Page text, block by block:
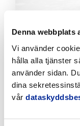
Denna webbplats
Vi använder
hålla alla tjänster
använder sidan.
dina
vår
läsa